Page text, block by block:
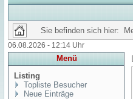
Sie befinden sich hier:
06.08.2026 - 12:14 Uhr
Menü
Listing
Topliste Besucher
Neue Einträge